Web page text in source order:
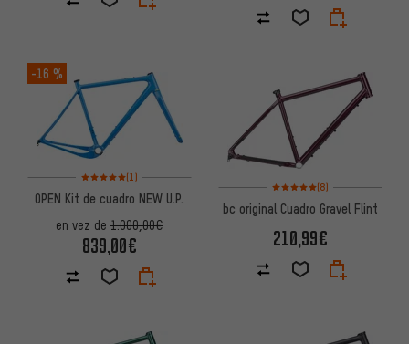
-16 %
Valoración media: 5 de 5 basada en 1 reseñas
(1)
OPEN Kit de cuadro NEW U.P.
en vez de 1.000,00€
839,00€
Valoración media: 5 de 5
(8)
bc original Cuadro Gravel Flint
210,99€